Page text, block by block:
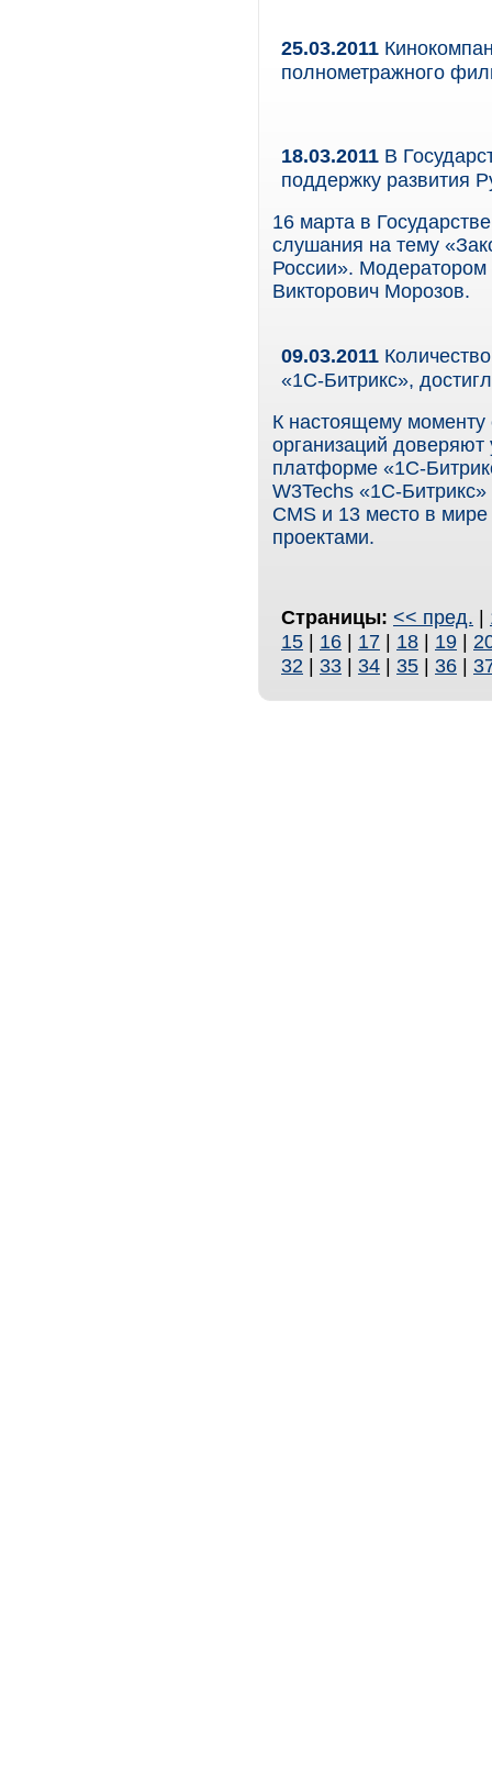
25.03.2011
полнометражного
18.03.2011 В
поддержку развития
16 марта в
слушания на тему
России».
Викторович Морозов.
09.03.2011
«1С-Битрикс»,
К настоящему моменту
организаций
платформе «1С-
W3Techs «1С-
CMS и 13 место в
проектами.
Страницы: << пред. |
15 | 16 | 17 | 18 | 19 |
32 | 33 | 34 | 35 | 36 |